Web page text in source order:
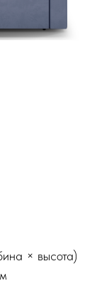
× высота)